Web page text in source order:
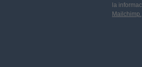
la
Mailchimp.